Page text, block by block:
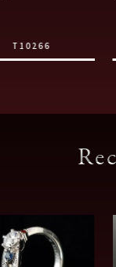
T10266